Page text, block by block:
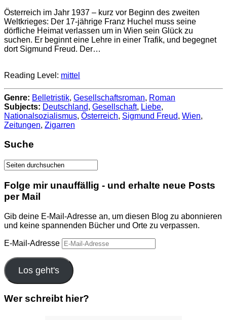
Österreich im Jahr 1937 – kurz vor Beginn des zweiten
Weltkrieges: Der 17-jährige Franz Huchel muss seine
dörfliche Heimat verlassen um in Wien sein Glück zu
suchen. Er beginnt eine Lehre in einer Trafik, und begegnet
dort Sigmund Freud. Der…
Reading Level: mittel
Genre: Belletristik, Gesellschaftsroman, Roman
Subjects: Deutschland, Gesellschaft, Liebe,
Nationalsozialismus, Österreich, Sigmund Freud, Wien,
Zeitungen, Zigarren
Suche
Folge mir unauffällig - und erhalte neue Posts
per Mail
Gib deine E-Mail-Adresse an, um diesen Blog zu abonnieren
und keine spannenden Bücher und Orte zu verpassen.
E-Mail-Adresse
Los geht's
Wer schreibt hier?